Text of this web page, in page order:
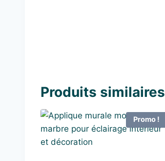
Produits similaires
Promo !